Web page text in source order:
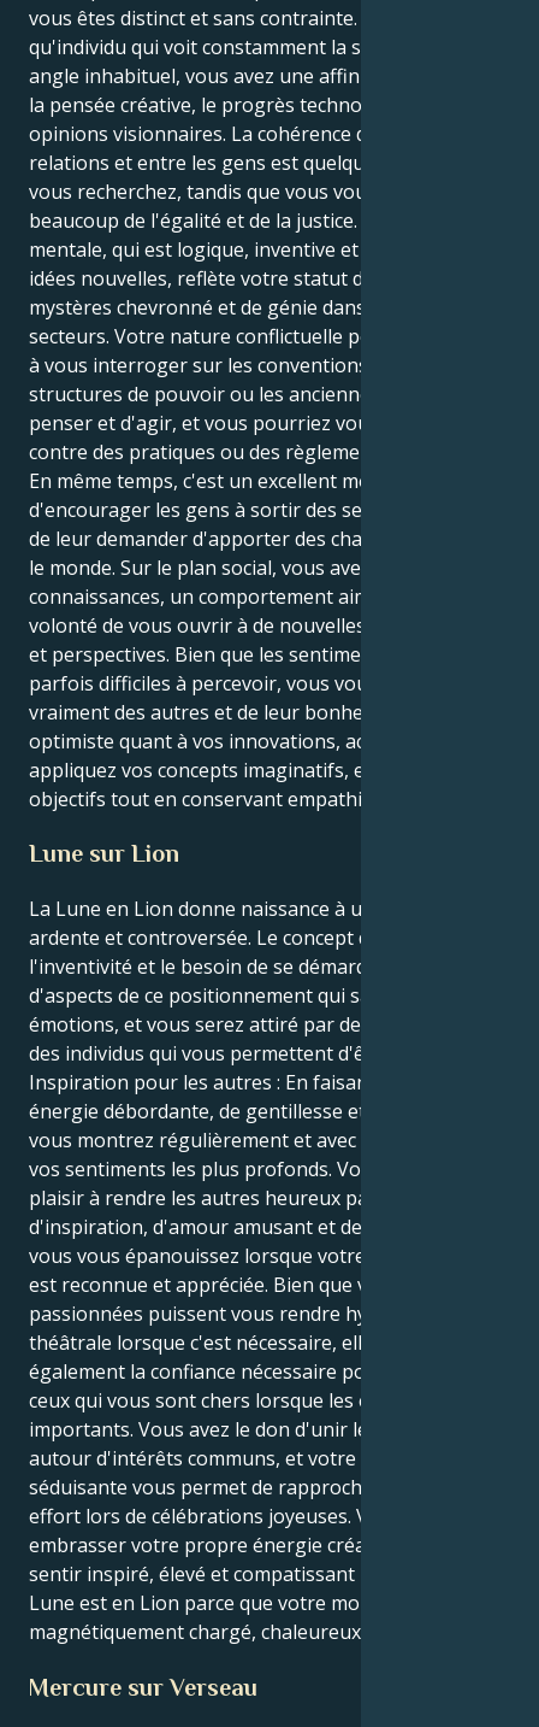
vous êtes distinct et sans contrainte. En tant
qu'individu qui voit constamment la société sous un
angle inhabituel, vous avez une affinité intuitive pour
la pensée créative, le progrès technologique et les
opinions visionnaires. La cohérence dans les
relations et entre les gens est quelque chose que
vous recherchez, tandis que vous vous souciez
beaucoup de l'égalité et de la justice. Votre capacité
mentale, qui est logique, inventive et réceptive aux
idées nouvelles, reflète votre statut de résolveur de
mystères chevronné et de génie dans une variété de
secteurs. Votre nature conflictuelle peut vous inciter
à vous interroger sur les conventions enracinées, les
structures de pouvoir ou les anciennes façons de
penser et d'agir, et vous pourriez vous révolter
contre des pratiques ou des règlements restrictifs.
En même temps, c'est un excellent moyen
d'encourager les gens à sortir des sentiers battus et
de leur demander d'apporter des changements dans
le monde. Sur le plan social, vous avez une soif de
connaissances, un comportement aimable et une
volonté de vous ouvrir à de nouvelles connaissances
et perspectives. Bien que les sentiments soient
parfois difficiles à percevoir, vous vous préoccupez
vraiment des autres et de leur bonheur. Soyez
optimiste quant à vos innovations, acceptez et
appliquez vos concepts imaginatifs, et suivez vos
objectifs tout en conservant empathie et solidarité.
Lune sur Lion
La Lune en Lion donne naissance à une personnalité
ardente et controversée. Le concept de chaleur,
l'inventivité et le besoin de se démarquer sont autant
d'aspects de ce positionnement qui saturent vos
émotions, et vous serez attiré par des scénarios et
des individus qui vous permettent d'être vous-même.
Inspiration pour les autres : En faisant preuve d'une
énergie débordante, de gentillesse et d'assurance,
vous montrez régulièrement et avec enthousiasme
vos sentiments les plus profonds. Vous trouvez du
plaisir à rendre les autres heureux par des mots
d'inspiration, d'amour amusant et de soutien réel, et
vous vous épanouissez lorsque votre individualité
est reconnue et appréciée. Bien que vos émotions
passionnées puissent vous rendre hypersensible ou
théâtrale lorsque c'est nécessaire, elles vous offrent
également la confiance nécessaire pour soutenir
ceux qui vous sont chers lorsque les enjeux sont
importants. Vous avez le don d'unir les individus
autour d'intérêts communs, et votre personnalité
séduisante vous permet de rapprocher les gens sans
effort lors de célébrations joyeuses. Vous pouvez
embrasser votre propre énergie créative et vous
sentir inspiré, élevé et compatissant pendant que la
Lune est en Lion parce que votre monde intérieur est
magnétiquement chargé, chaleureux et courageux.
Mercure sur Verseau